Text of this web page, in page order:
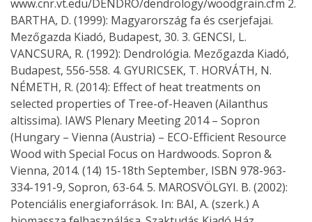
www.cnr.vt.edu/DENDRO/dendrology/woodgrain.cfm 2.
BARTHA, D. (1999): Magyarország fa és cserjefajai.
Mezőgazda Kiadó, Budapest, 30. 3. GENCSI, L.
VANCSURA, R. (1992): Dendrológia. Mezőgazda Kiadó,
Budapest, 556-558. 4. GYURICSEK, T. HORVÁTH, N.
NÉMETH, R. (2014): Effect of heat treatments on
selected properties of Tree-of-Heaven (Ailanthus
altissima). IAWS Plenary Meeting 2014 – Sopron
(Hungary – Vienna (Austria) – ECO-Efficient Resource
Wood with Special Focus on Hardwoods. Sopron &
Vienna, 2014. (14) 15-18th September, ISBN 978-963-
334-191-9, Sopron, 63-64. 5. MAROSVÖLGYI. B. (2002):
Potenciális energiaforrások. In: BAI, A. (szerk.) A